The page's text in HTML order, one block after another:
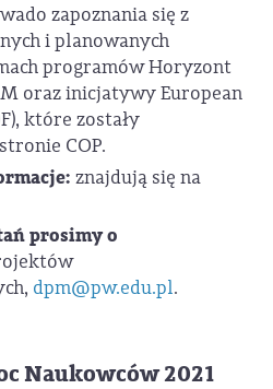
zapoznania się z
i planowanych
programów Horyzont
oraz inicjatywy European
które zostały
COP.
znajdują się na
prosimy o
dpm@pw.edu.pl.
Naukowców 2021